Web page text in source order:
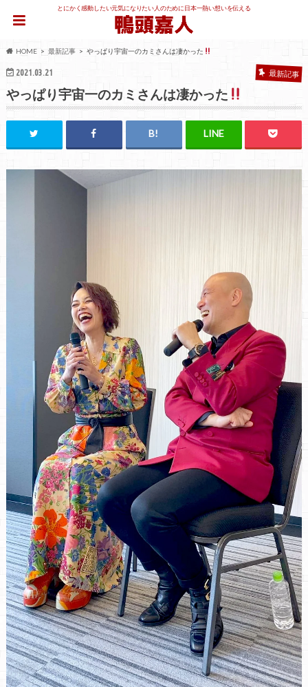
とにかく感動したい元気になりたい人のために日本一熱い想いを伝える
HOME 最新記事 やっぱり宇宙一のカミさんは凄かった
2021.03.21 最新記事
やっぱり宇宙一のカミさんは凄かった